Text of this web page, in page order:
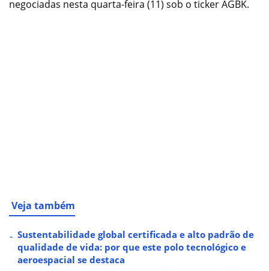
negociadas nesta quarta-feira (11) sob o ticker AGBK.
Veja também
Sustentabilidade global certificada e alto padrão de
qualidade de vida: por que este polo tecnológico e
aeroespacial se destaca